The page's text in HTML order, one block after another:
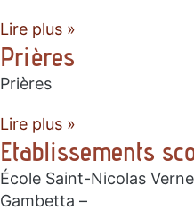
Lire plus »
Prières
Prières
Lire plus »
Etablissements
École Saint-Nicolas
Gambetta –